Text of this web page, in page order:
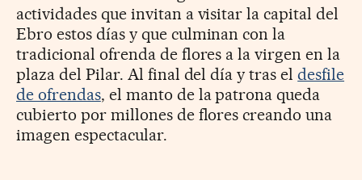
actividades que invitan a visitar la capital del
Ebro estos días y que culminan con la
tradicional ofrenda de flores a la virgen en la
plaza del Pilar. Al final del día y tras eldesfile
de ofrendas, el manto de la patrona queda
cubierto por millones de flores creando una
imagen espectacular.